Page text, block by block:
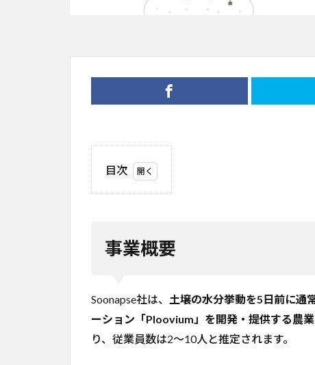
目次
要
ジ
ネ
モ
事業概要
Soonapse社は、 土壌の水分挙動を5日前に通
ーション「Ploovium」を開発・提供する農
り、従業員数は2〜10人と推定されます。